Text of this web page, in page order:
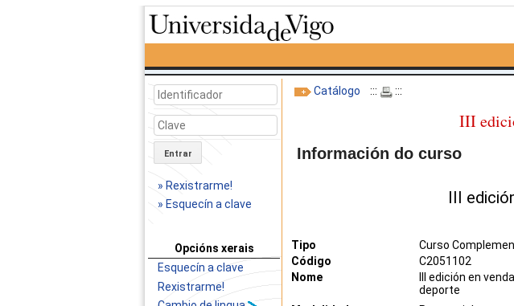
Entrar
» Rexistrarme!
» Esquecín a clave
Opcións xerais
Esquecín a clave
Rexistrarme!
Catálogo ::: :::
III
Información do curso
III
Tipo
Curso
Código
C2051102
Nome
III edición en
deporte